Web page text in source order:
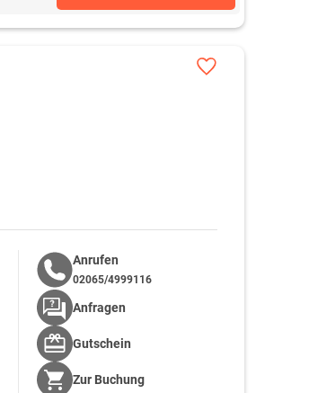
Anrufen
02065/4999116
Anfragen
Gutschein
Zur Buchung